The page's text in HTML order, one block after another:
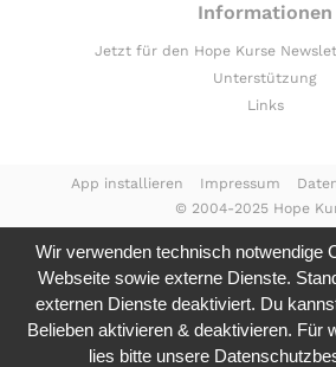
Informationen
Jetzt für den Hope Kurse
Unterstützung
Links
© 2004-2025 Hope
App installieren Impressum
Wir verwenden technisch notwendige
Webseite sowie externe Dienste.
externen Dienste deaktiviert. Du
Belieben aktivieren & deaktivieren. Für
lies bitte unsere